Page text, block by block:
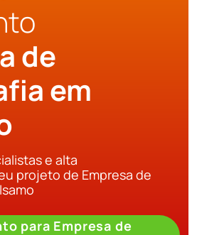
de
em
e alta
projeto de Empresa de
para Empresa de